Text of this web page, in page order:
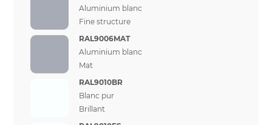
Aluminium blanc
Fine structure
RAL9006MAT
Aluminium blanc
Mat
RAL9010BR
Blanc pur
Brillant